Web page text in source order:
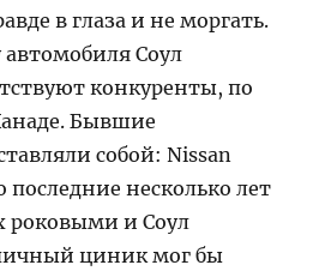
в глаза и не моргать.
автомобиля Соул
конкуренты, по
Бывшие
собой: Nissan
последние несколько лет
роковыми и Соул
циник мог бы